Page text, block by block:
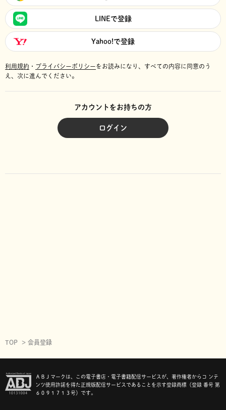
LINEで登録
Yahoo!で登録
利用規約 ・ プライバシーポリシーをお読みになり、 すべての内容に同意のう
え、次に進んでください。
アカウントをお持ちの方
ログイン
TOP 会員登録
ＡＢＪマークは、この電子書店・電子書籍配信サービスが、著作権者からコ ンテ
ンツ使用許諾を得た正規版配信サービスであることを示す登録商標（登録 番号 第
６０９１７１３号）です。